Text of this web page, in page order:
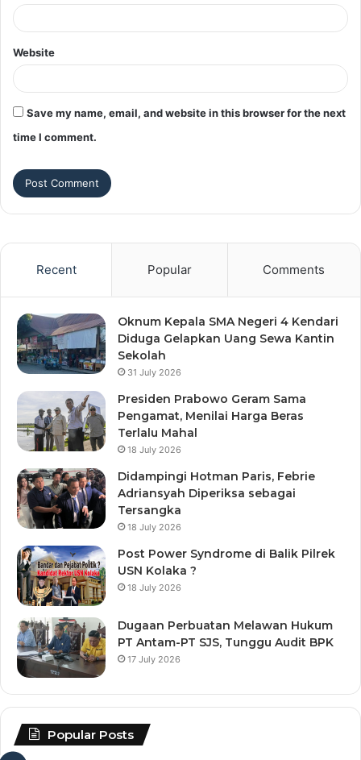
Website
Save my name, email, and website in this browser for the next
time I comment.
Recent Popular Comments
Oknum Kepala SMA Negeri 4 Kendari
Diduga Gelapkan Uang Sewa Kantin
Sekolah
31 July 2026
Presiden Prabowo Geram Sama
Pengamat, Menilai Harga Beras
Terlalu Mahal
18 July 2026
Didampingi Hotman Paris, Febrie
Adriansyah Diperiksa sebagai
Tersangka
18 July 2026
Post Power Syndrome di Balik Pilrek
USN Kolaka ?
18 July 2026
Dugaan Perbuatan Melawan Hukum
PT Antam-PT SJS, Tunggu Audit BPK
17 July 2026
Popular Posts